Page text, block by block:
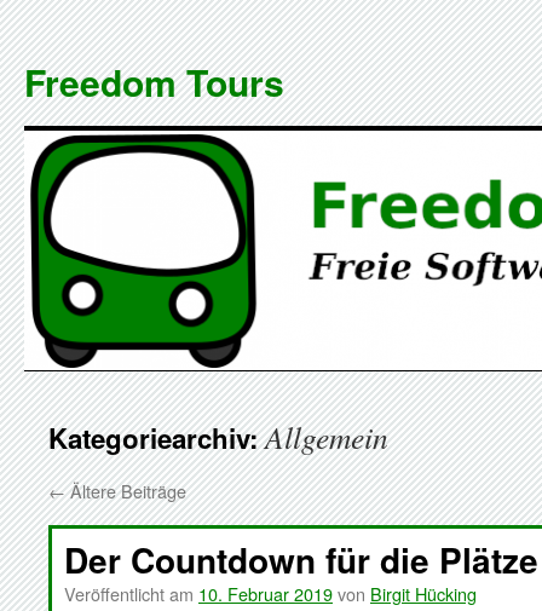
Zum
Inhalt
springen
Freedom Tours
Kategoriearchiv:Allgemein
←Ältere Beiträge
Der Countdown für die
Veröffentlicht am 10. Februar 2019von Birgit Hücking